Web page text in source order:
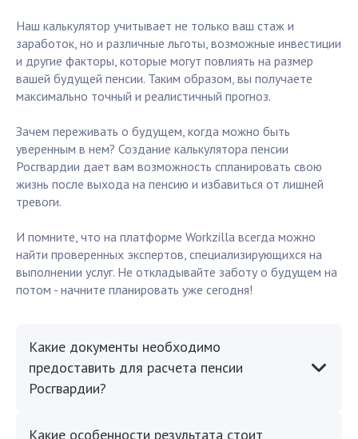
Наш калькулятор учитывает не только ваш стаж и
заработок, но и различные льготы, возможные инвестиции
и другие факторы, которые могут повлиять на размер
вашей будущей пенсии. Таким образом, вы получаете
максимально точный и реалистичный прогноз.
Зачем переживать о будущем, когда можно быть
уверенным в нем? Создание калькулятора пенсии
Росгвардии дает вам возможность спланировать свою
жизнь после выхода на пенсию и избавиться от лишней
тревоги.
И помните, что на платформе Workzilla всегда можно
найти проверенных экспертов, специализирующихся на
выполнении услуг. Не откладывайте заботу о будущем на
потом - начните планировать уже сегодня!
Какие документы необходимо
предоставить для расчета пенсии
Росгвардии?
Какие особенности результата стоит